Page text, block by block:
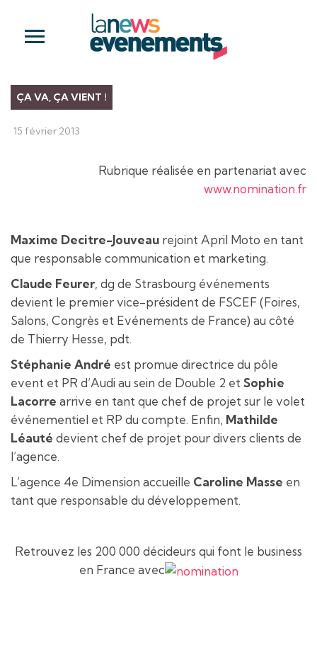
ÇA VA, ÇA VIENT !
15 février 2013
Rubrique réalisée en partenariat avec
www.nomination.fr
Maxime Decitre-Jouveau rejoint April Moto en tant
que responsable communication et marketing.
Claude Feurer, dg de Strasbourg événements
devient le premier vice-président de FSCEF (Foires,
Salons, Congrès et Evénements de France) au côté
de Thierry Hesse, pdt.
Stéphanie André est promue directrice du pôle
event et PR d’Audi au sein de Double 2 et Sophie
Lacorre arrive en tant que chef de projet sur le volet
événementiel et RP du compte. Enfin, Mathilde
Léauté devient chef de projet pour divers clients de
l’agence.
L’agence 4e Dimension accueille Caroline Masse en
tant que responsable du développement.
Retrouvez les 200 000 décideurs qui font le business
en France avec